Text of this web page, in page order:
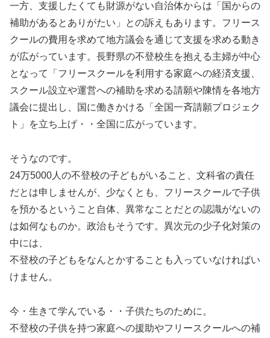
一方、支援したくても財源がない自治体からは「国からの
補助があるとありがたい」との訴えもあります。フリース
クールの費用を求めて地方議会を通じて支援を求める動き
が広がっています。長野県の不登校生を抱える主婦が中心
となって「フリースクールを利用する家庭への経済支援、
スクール設立や運営への補助を求める請願や陳情を各地方
議会に提出し、国に働きかける「全国一斉請願プロジェク
ト」を立ち上げ・・全国に広がっています。
そうなのです。
24万5000人の不登校の子どもがいること、文科省の責任
だとは申しませんが、少なくとも、フリースクールで子供
を預かるということ自体、異常なことだとの認識がないの
は如何なものか。政治もそうです。異次元の少子化対策の
中には、
不登校の子どもをなんとかすることも入っていなければい
けません。
今・生きて学んでいる・・子供たちのために。
不登校の子供を持つ家庭への援助やフリースクールへの補